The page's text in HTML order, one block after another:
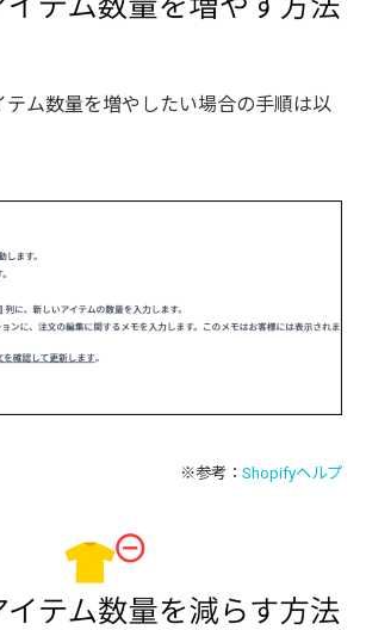
テム数量を増やしたい場合の手順は以
※参考： Shopifyヘルプ